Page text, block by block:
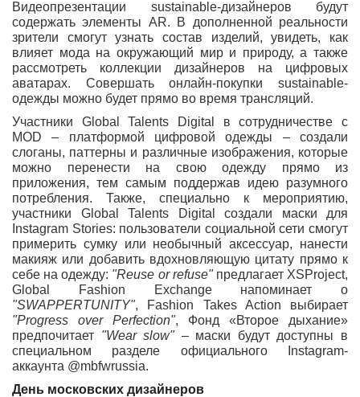
Видеопрезентации sustainable-дизайнеров будут
содержать элементы AR. В дополненной реальности
зрители смогут узнать состав изделий, увидеть, как
влияет мода на окружающий мир и природу, а также
рассмотреть коллекции дизайнеров на цифровых
аватарах. Cовершать онлайн-покупки sustainable-
одежды можно будет прямо во время трансляций.
Участники Global Talents Digital в сотрудничестве с
MOD – платформой цифровой одежды – создали
слоганы, паттерны и различные изображения, которые
можно перенести на свою одежду прямо из
приложения, тем самым поддержав идею разумного
потребления. Также, специально к мероприятию,
участники Global Talents Digital создали маски для
Instagram Stories: пользователи социальной сети смогут
примерить сумку или необычный аксессуар, нанести
макияж или добавить вдохновляющую цитату прямо к
себе на одежду: "Reuse or refuse"предлагает XSProject,
Global Fashion Exchange напоминает о
"SWAPPERTUNITY", Fashion Takes Action выбирает
"Progress over Perfection", Фонд «Второе дыхание»
предпочитает "Wear slow"– маски будут доступны в
специальном разделе официального Instagram-
аккаунта @mbfwrussia.
День московских дизайнеров